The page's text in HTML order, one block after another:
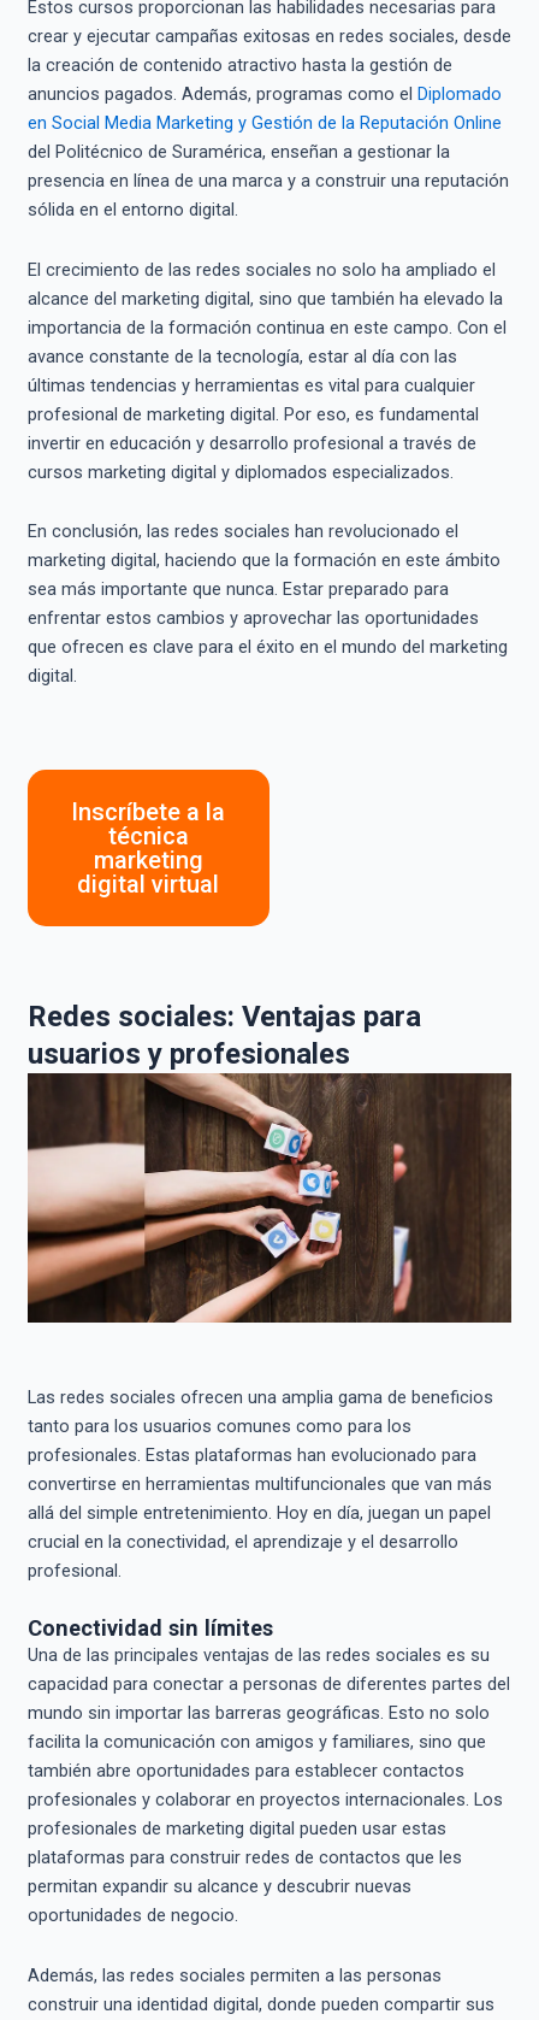
Estos cursos proporcionan las habilidades necesarias para
crear y ejecutar campañas exitosas en redes sociales, desde
la creación de contenido atractivo hasta la gestión de
anuncios pagados. Además, programas como el Diplomado
en Social Media Marketing y Gestión de la Reputación Online
del Politécnico de Suramérica, enseñan a gestionar la
presencia en línea de una marca y a construir una reputación
sólida en el entorno digital.
El crecimiento de las redes sociales no solo ha ampliado el
alcance del marketing digital, sino que también ha elevado la
importancia de la formación continua en este campo. Con el
avance constante de la tecnología, estar al día con las
últimas tendencias y herramientas es vital para cualquier
profesional de marketing digital. Por eso, es fundamental
invertir en educación y desarrollo profesional a través de
cursos marketing digital y diplomados especializados.
En conclusión, las redes sociales han revolucionado el
marketing digital, haciendo que la formación en este ámbito
sea más importante que nunca. Estar preparado para
enfrentar estos cambios y aprovechar las oportunidades
que ofrecen es clave para el éxito en el mundo del marketing
digital.
Inscríbete a la
técnica
marketing
digital virtual
Redes sociales: Ventajas para
usuarios y profesionales
Las redes sociales ofrecen una amplia gama de beneficios
tanto para los usuarios comunes como para los
profesionales. Estas plataformas han evolucionado para
convertirse en herramientas multifuncionales que van más
allá del simple entretenimiento. Hoy en día, juegan un papel
crucial en la conectividad, el aprendizaje y el desarrollo
profesional.
Conectividad sin límites
Una de las principales ventajas de las redes sociales es su
capacidad para conectar a personas de diferentes partes del
mundo sin importar las barreras geográficas. Esto no solo
facilita la comunicación con amigos y familiares, sino que
también abre oportunidades para establecer contactos
profesionales y colaborar en proyectos internacionales. Los
profesionales de marketing digital pueden usar estas
plataformas para construir redes de contactos que les
permitan expandir su alcance y descubrir nuevas
oportunidades de negocio.
Además, las redes sociales permiten a las personas
construir una identidad digital, donde pueden compartir sus